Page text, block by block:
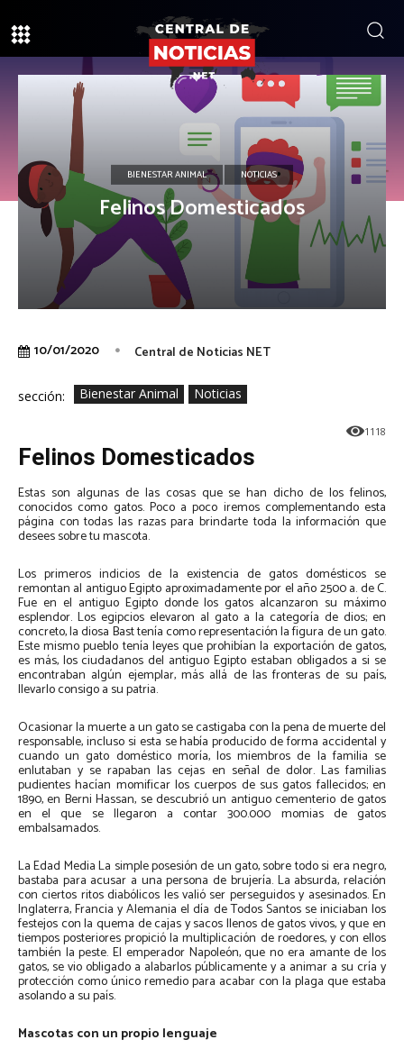
BIENESTAR ANIMAL NOTICIAS
Felinos Domesticados
10/01/2020 Central de Noticias NET
sección: Bienestar Animal Noticias
1118
Felinos Domesticados
Estas son algunas de las cosas que se han dicho de los felinos,
conocidos como gatos. Poco a poco iremos complementando esta
página con todas las razas para brindarte toda la información que
desees sobre tu mascota.
Los primeros indicios de la existencia de gatos domésticos se
remontan al antiguo Egipto aproximadamente por el año 2500 a. de C.
Fue en el antiguo Egipto donde los gatos alcanzaron su máximo
esplendor. Los egipcios elevaron al gato a la categoría de dios; en
concreto, la diosa Bast tenía como representación la figura de un gato.
Este mismo pueblo tenía leyes que prohibían la exportación de gatos,
es más, los ciudadanos del antiguo Egipto estaban obligados a si se
encontraban algún ejemplar, más allá de las fronteras de su país,
llevarlo consigo a su patria.
Ocasionar la muerte a un gato se castigaba con la pena de muerte del
responsable, incluso si esta se había producido de forma accidental y
cuando un gato doméstico moría, los miembros de la familia se
enlutaban y se rapaban las cejas en señal de dolor. Las familias
pudientes hacían momificar los cuerpos de sus gatos fallecidos; en
1890, en Berni Hassan, se descubrió un antiguo cementerio de gatos
en el que se llegaron a contar 300.000 momias de gatos
embalsamados.
La Edad Media La simple posesión de un gato, sobre todo si era negro,
bastaba para acusar a una persona de brujería. La absurda, relación
con ciertos ritos diabólicos les valió ser perseguidos y asesinados. En
Inglaterra, Francia y Alemania el día de Todos Santos se iniciaban los
festejos con la quema de cajas y sacos llenos de gatos vivos, y que en
tiempos posteriores propició la multiplicación de roedores, y con ellos
también la peste. El emperador Napoleón, que no era amante de los
gatos, se vio obligado a alabarlos públicamente y a animar a su cría y
protección como único remedio para acabar con la plaga que estaba
asolando a su país.
Mascotas con un propio lenguaje